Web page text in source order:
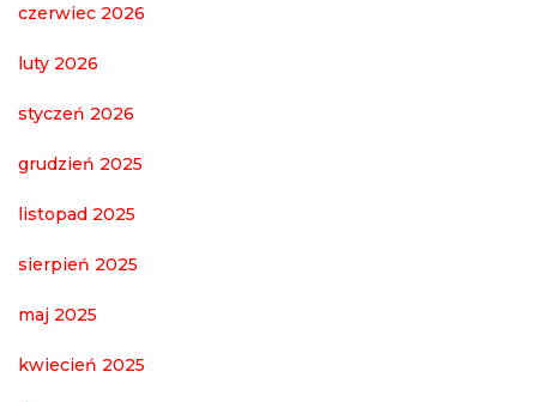
czerwiec 2026
luty 2026
styczeń 2026
grudzień 2025
listopad 2025
sierpień 2025
maj 2025
kwiecień 2025